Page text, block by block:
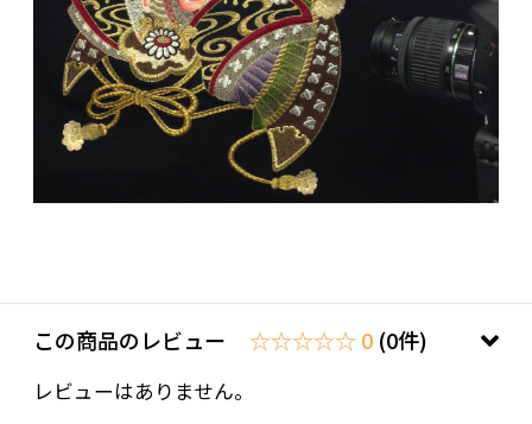
は十分のサイズなのに収納スペースを取らな
い、出し入れがが簡単であることも喜ばれまし
た。 どこで買えるのか聞かれました。おすすめ
です。
使い道 プレゼント 使う人 家族へ 購入回数 はじ
アパート暮らしなので場所のとらないもので、
この商品のレビュー ☆☆☆☆☆ 0 (0件)
レビューはありません。